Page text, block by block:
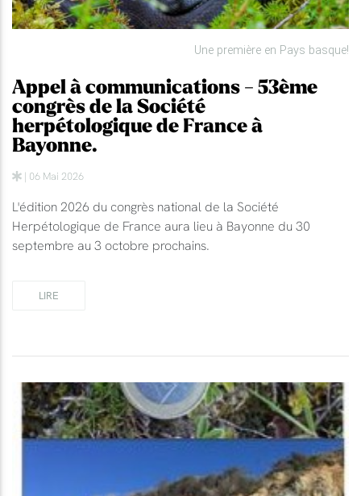
Une première en Pays basque!
Appel à communications - 53ème
congrès de la Société
herpétologique de France à
Bayonne.
| 06 Mai 2026
L'édition 2026 du congrès national de la Société
Herpétologique de France aura lieu à Bayonne du 30
septembre au 3 octobre prochains.
LIRE